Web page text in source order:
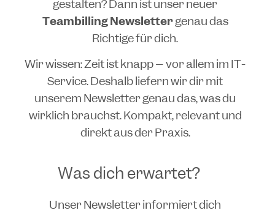
gestalten? Dann ist unser neuer
Teambilling Newslettergenau das
Richtige für dich.
Wir wissen: Zeit ist knapp – vor allem im IT-
Service. Deshalb liefern wir dir mit
unserem Newsletter genau das, was du
wirklich brauchst. Kompakt, relevant und
direkt aus der Praxis.
Was dich erwartet?
Unser Newsletter informiert dich